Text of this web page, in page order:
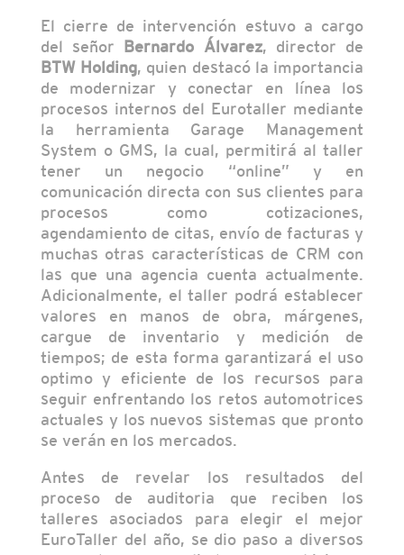
El cierre de intervención estuvo a cargo
del señor Bernardo Álvarez, director de
BTW Holding, quien destacó la importancia
de modernizar y conectar en línea los
procesos internos del Eurotaller mediante
la herramienta Garage Management
System o GMS, la cual, permitirá al taller
tener un negocio “online” y en
comunicación directa con sus clientes para
procesos como cotizaciones,
agendamiento de citas, envío de facturas y
muchas otras características de CRM con
las que una agencia cuenta actualmente.
Adicionalmente, el taller podrá establecer
valores en manos de obra, márgenes,
cargue de inventario y medición de
tiempos; de esta forma garantizará el uso
optimo y eficiente de los recursos para
seguir enfrentando los retos automotrices
actuales y los nuevos sistemas que pronto
se verán en los mercados.
Antes de revelar los resultados del
proceso de auditoria que reciben los
talleres asociados para elegir el mejor
EuroTaller del año, se dio paso a diversos